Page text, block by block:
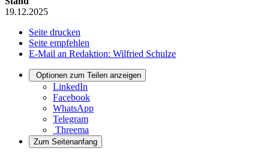
19.12.2025
Seite drucken
Seite empfehlen
E-Mail an Redaktion: Wilfried Schulze
Optionen zum Teilen anzeigen
LinkedIn
Facebook
WhatsApp
Telegram
Threema
Zum Seitenanfang